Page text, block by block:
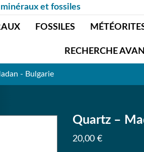
et fossiles
FOSSILES
RECHERCHE
- Bulgarie
Quartz –
20,00 €